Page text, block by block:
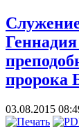
пророка
03.08.2015